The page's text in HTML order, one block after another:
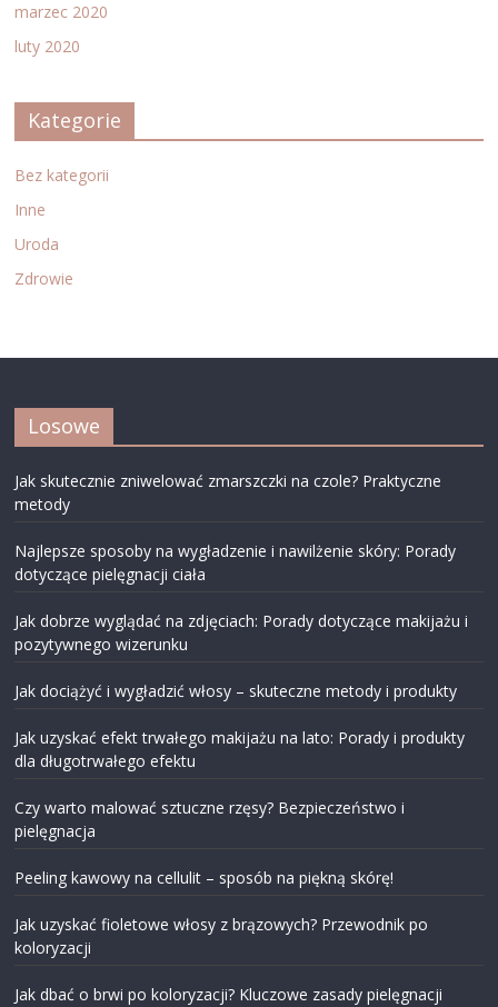
marzec 2020
luty 2020
Kategorie
Bez kategorii
Inne
Uroda
Zdrowie
Losowe
Jak skutecznie zniwelować zmarszczki na czole? Praktyczne
metody
Najlepsze sposoby na wygładzenie i nawilżenie skóry: Porady
dotyczące pielęgnacji ciała
Jak dobrze wyglądać na zdjęciach: Porady dotyczące makijażu i
pozytywnego wizerunku
Jak dociążyć i wygładzić włosy – skuteczne metody i produkty
Jak uzyskać efekt trwałego makijażu na lato: Porady i produkty
dla długotrwałego efektu
Czy warto malować sztuczne rzęsy? Bezpieczeństwo i
pielęgnacja
Peeling kawowy na cellulit – sposób na piękną skórę!
Jak uzyskać fioletowe włosy z brązowych? Przewodnik po
koloryzacji
Jak dbać o brwi po koloryzacji? Kluczowe zasady pielęgnacji